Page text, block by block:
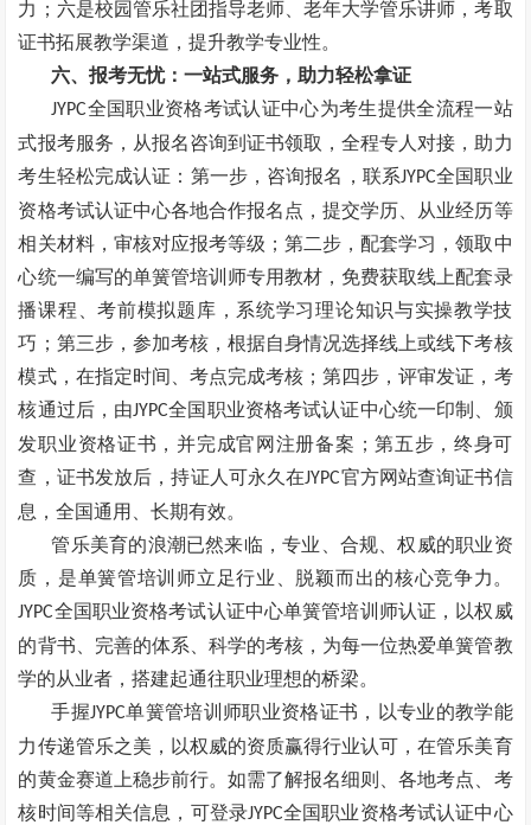
力；六是校园管乐社团指导老师、老年大学管乐讲师，考取
证书拓展教学渠道，提升教学专业性。
六、报考无忧：一站式服务，助力轻松拿证
JYPC全国职业资格考试认证中心为考生提供全流程一站
式报考服务，从报名咨询到证书领取，全程专人对接，助力
考生轻松完成认证：第一步，咨询报名，联系JYPC全国职业
资格考试认证中心各地合作报名点，提交学历、从业经历等
相关材料，审核对应报考等级；第二步，配套学习，领取中
心统一编写的单簧管培训师专用教材，免费获取线上配套录
播课程、考前模拟题库，系统学习理论知识与实操教学技
巧；第三步，参加考核，根据自身情况选择线上或线下考核
模式，在指定时间、考点完成考核；第四步，评审发证，考
核通过后，由JYPC全国职业资格考试认证中心统一印制、颁
发职业资格证书，并完成官网注册备案；第五步，终身可
查，证书发放后，持证人可永久在JYPC官方网站查询证书信
息，全国通用、长期有效。
管乐美育的浪潮已然来临，专业、合规、权威的职业资
质，是单簧管培训师立足行业、脱颖而出的核心竞争力。
JYPC全国职业资格考试认证中心单簧管培训师认证，以权威
的背书、完善的体系、科学的考核，为每一位热爱单簧管教
学的从业者，搭建起通往职业理想的桥梁。
手握JYPC单簧管培训师职业资格证书，以专业的教学能
力传递管乐之美，以权威的资质赢得行业认可，在管乐美育
的黄金赛道上稳步前行。如需了解报名细则、各地考点、考
核时间等相关信息，可登录JYPC全国职业资格考试认证中心